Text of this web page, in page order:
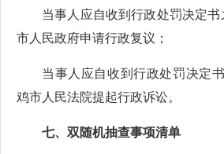
当事人应自收到行政处罚决定
市人民政府申请行政复议；
当事人应自收到行政处罚决定
鸡市人民法院提起行政诉讼。
七、双随机抽查事项清单